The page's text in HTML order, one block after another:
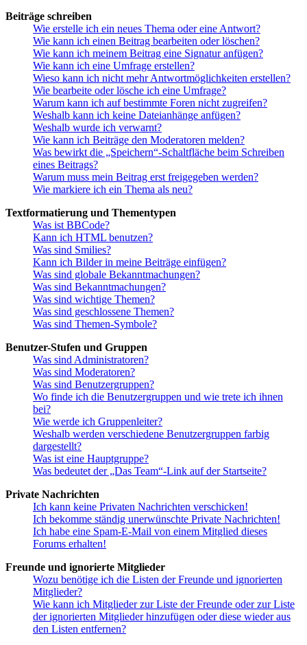
Beiträge schreiben
Wie erstelle ich ein neues Thema oder eine Antwort?
Wie kann ich einen Beitrag bearbeiten oder löschen?
Wie kann ich meinem Beitrag eine Signatur anfügen?
Wie kann ich eine Umfrage erstellen?
Wieso kann ich nicht mehr Antwortmöglichkeiten erstellen?
Wie bearbeite oder lösche ich eine Umfrage?
Warum kann ich auf bestimmte Foren nicht zugreifen?
Weshalb kann ich keine Dateianhänge anfügen?
Weshalb wurde ich verwarnt?
Wie kann ich Beiträge den Moderatoren melden?
Was bewirkt die „Speichern“-Schaltfläche beim Schreiben
eines Beitrags?
Warum muss mein Beitrag erst freigegeben werden?
Wie markiere ich ein Thema als neu?
Textformatierung und Thementypen
Was ist BBCode?
Kann ich HTML benutzen?
Was sind Smilies?
Kann ich Bilder in meine Beiträge einfügen?
Was sind globale Bekanntmachungen?
Was sind Bekanntmachungen?
Was sind wichtige Themen?
Was sind geschlossene Themen?
Was sind Themen-Symbole?
Benutzer-Stufen und Gruppen
Was sind Administratoren?
Was sind Moderatoren?
Was sind Benutzergruppen?
Wo finde ich die Benutzergruppen und wie trete ich ihnen
bei?
Wie werde ich Gruppenleiter?
Weshalb werden verschiedene Benutzergruppen farbig
dargestellt?
Was ist eine Hauptgruppe?
Was bedeutet der „Das Team“-Link auf der Startseite?
Private Nachrichten
Ich kann keine Privaten Nachrichten verschicken!
Ich bekomme ständig unerwünschte Private Nachrichten!
Ich habe eine Spam-E-Mail von einem Mitglied dieses
Forums erhalten!
Freunde und ignorierte Mitglieder
Wozu benötige ich die Listen der Freunde und ignorierten
Mitglieder?
Wie kann ich Mitglieder zur Liste der Freunde oder zur Liste
der ignorierten Mitglieder hinzufügen oder diese wieder aus
den Listen entfernen?